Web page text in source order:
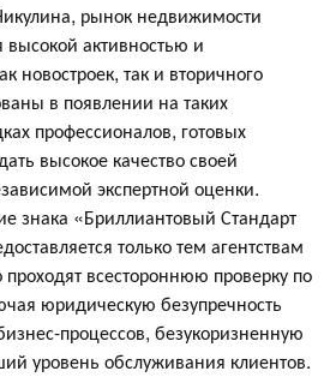
рынок недвижимости
высокой активностью и
новостроек, так и вторичного
в появлении на таких
профессионалов, готовых
высокое качество своей
экспертной оценки.
знака «Бриллиантовый Стандарт
только тем агентствам
всестороннюю проверку по
юридическую безупречность
процессов, безукоризненную
уровень обслуживания клиентов.